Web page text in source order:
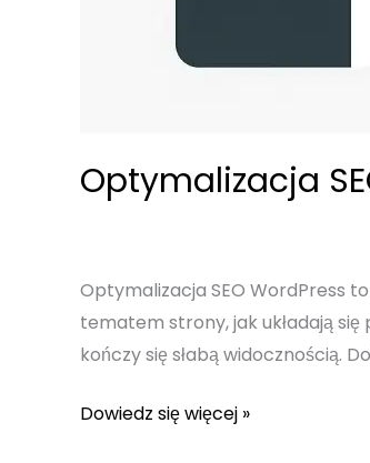
Optymalizacja
Optymalizacja SEO WordPress
tematem strony, jak układają
kończy się słabą widocznością.
Optymalizacja
Dowiedz się więcej »